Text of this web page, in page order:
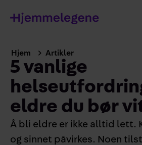
Hjem Artikler
5 vanlige
eldre du bør
Å bli eldre er ikke alltid lett.
og sinnet påvirkes. Noen